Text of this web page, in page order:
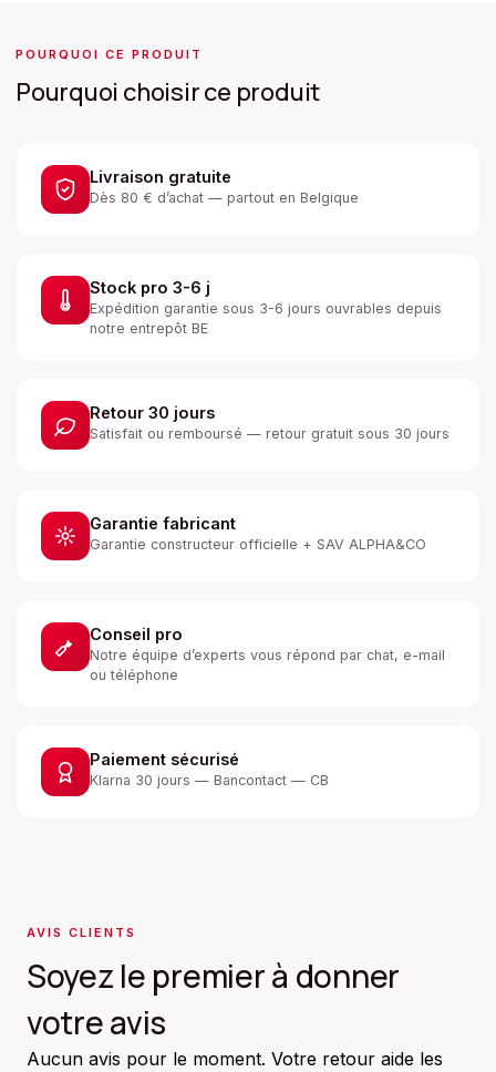
POURQUOI CE PRODUIT
Pourquoi choisir ce produit
Livraison gratuite
Dès 80 € d’achat — partout en Belgique
Stock pro 3-6 j
Expédition garantie sous 3-6 jours ouvrables depuis
notre entrepôt BE
Retour 30 jours
Satisfait ou remboursé — retour gratuit sous 30 jours
Garantie fabricant
Garantie constructeur officielle + SAV ALPHA&CO
Conseil pro
Notre équipe d’experts vous répond par chat, e-mail
ou téléphone
Paiement sécurisé
Klarna 30 jours — Bancontact — CB
AVIS CLIENTS
Soyez le premier à donner
votre avis
Aucun avis pour le moment. Votre retour aide les